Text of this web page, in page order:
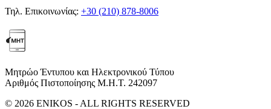
Τηλ. Επικοινωνίας: +30 (210) 878-8006
Μητρώο Έντυπου και Ηλεκτρονικού Τύπου
Αριθμός Πιστοποίησης Μ.Η.Τ. 242097
© 2026 ENIKOS - ALL RIGHTS RESERVED